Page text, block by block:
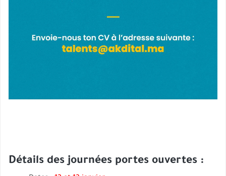
Détails des journées portes ouvertes :